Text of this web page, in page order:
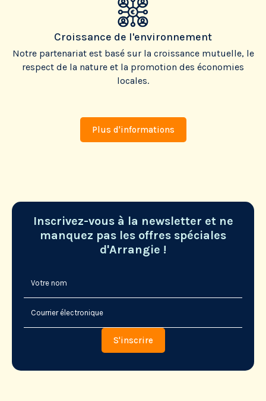
Croissance de l'environnement
Notre partenariat est basé sur la croissance mutuelle, le
respect de la nature et la promotion des économies
locales.
Plus d'informations
Inscrivez-vous à la newsletter et ne
manquez pas les offres spéciales
d'Arrangie !